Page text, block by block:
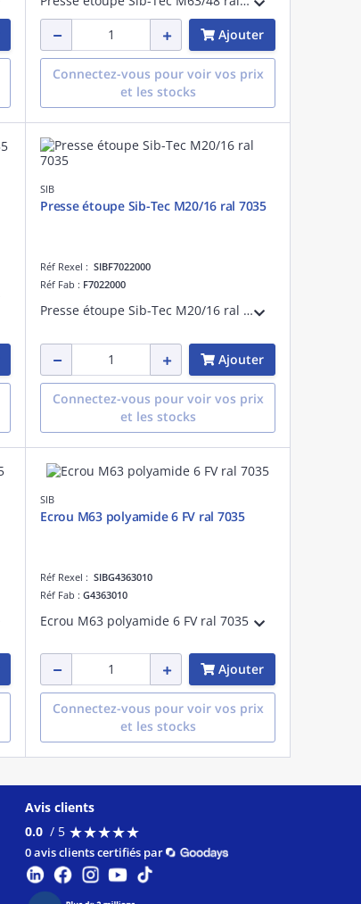
Ajouter
Connectez-vous pour voir vos prix
et les stocks
SIB
Presse étoupe Sib-Tec M20/16 ral 7035
Réf Rexel : SIBF7022000
Réf Fab : F7022000
Presse étoupe Sib-Tec M20/16 ral 7035
Ajouter
Connectez-vous pour voir vos prix
et les stocks
SIB
Ecrou M63 polyamide 6 FV ral 7035
Réf Rexel : SIBG4363010
Réf Fab : G4363010
Ecrou M63 polyamide 6 FV ral 7035
Ajouter
Connectez-vous pour voir vos prix
et les stocks
Avis clients
0.0 / 5 ★★★★★
★★★★★
0 avis clients certifiés par